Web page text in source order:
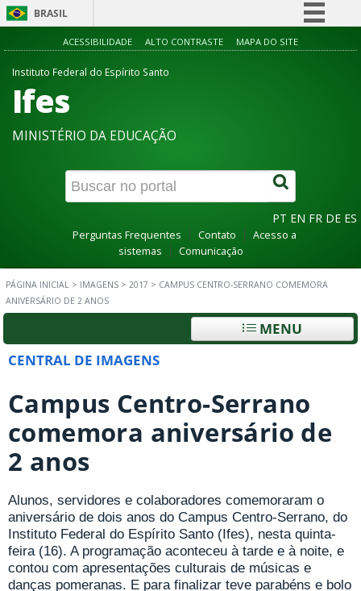
BRASIL
Simplifique!
Canais
ACESSIBILIDADE ALTO CONTRASTE MAPA DO SITE
Instituto Federal do Espírito Santo
Ifes
MINISTÉRIO DA EDUCAÇÃO
PT EN FR DE ES
Perguntas Frequentes Contato
Acesso a
sistemas
Comunicação
PÁGINA INICIAL > IMAGENS > 2017 > CAMPUS CENTRO-SERRANO COMEMORA
ANIVERSÁRIO DE 2 ANOS
MENU
CENTRAL DE IMAGENS
Campus Centro-Serrano
comemora aniversário de
2 anos
Alunos, servidores e colaboradores comemoraram o
aniversário de dois anos do Campus Centro-Serrano, do
Instituto Federal do Espírito Santo (Ifes), nesta quinta-
feira (16). A programação aconteceu à tarde e à noite, e
contou com apresentações culturais de músicas e
danças pomeranas. E para finalizar teve parabéns e bolo